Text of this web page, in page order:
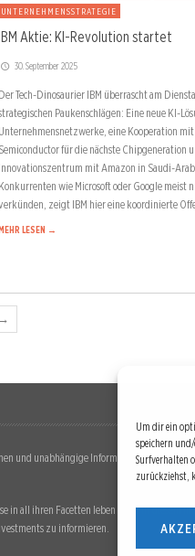
Um dir ein
speichern
Surfverhalten
zurückziehst,
UNTERNEHMENSSTRATEGIE
Aktie: KI-Revolution startet
30. September 2025
Der Tech-Dinosaurier IBM überrascht am
Paukenschlägen: Eine neue KI-
Unternehmensnetzwerke, eine Kooperation mit
Semiconductor für die nächste Chipgeneration
Innovationszentrum mit Amazon in Saudi-
Konkurrenten wie Microsoft oder Google meist
zeigt IBM hier eine koordinierte
LESEN →
und unabhängige Informationsquellen.
in all ihren Facetten leben und mit diesem
zu informieren.